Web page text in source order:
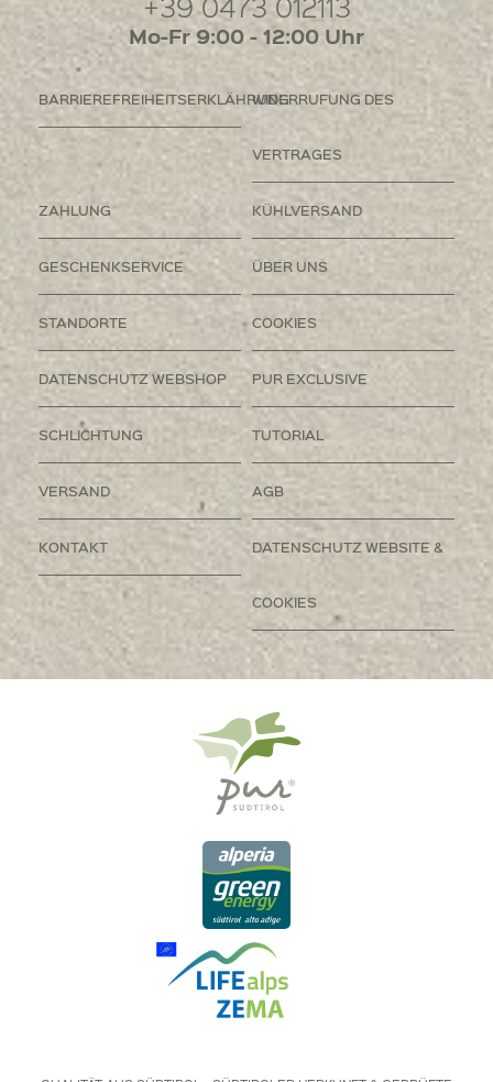
Mo-Fr 9:00 - 12:00 Uhr
BARRIEREFREIHEITSERKLÄHRUNGWIDERRUFUNG DES
VERTRAGES
ZAHLUNG KÜHLVERSAND
GESCHENKSERVICE ÜBER UNS
STANDORTE COOKIES
DATENSCHUTZ WEBSHOP PUR EXCLUSIVE
SCHLICHTUNG TUTORIAL
VERSAND AGB
KONTAKT DATENSCHUTZ WEBSITE &
COOKIES